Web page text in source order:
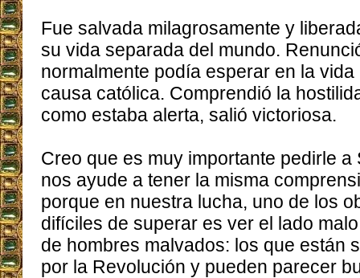
Fue salvada milagrosamente y
su vida separada del mundo.
normalmente podía esperar en la
causa católica. Comprendió la
como estaba alerta, salió victoriosa.
Creo que es muy importante pedirle a
nos ayude a tener la misma
porque en nuestra lucha, uno de los
difíciles de superar es ver el lado
de hombres malvados: los que están
por la Revolución y pueden parecer